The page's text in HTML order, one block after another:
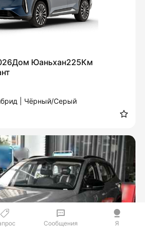
Юаньхан225Км
| Чёрный/Серый
Сообщения Я